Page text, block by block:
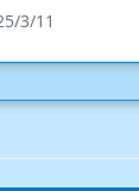
3/11